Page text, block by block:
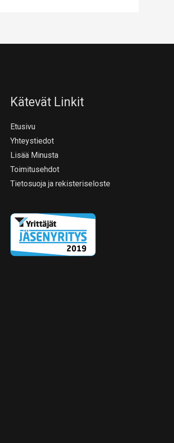
Kätevät Linkit
Etusivu
Yhteystiedot
Lisää Minusta
Toimitusehdot
Tietosuoja ja rekisteriseloste